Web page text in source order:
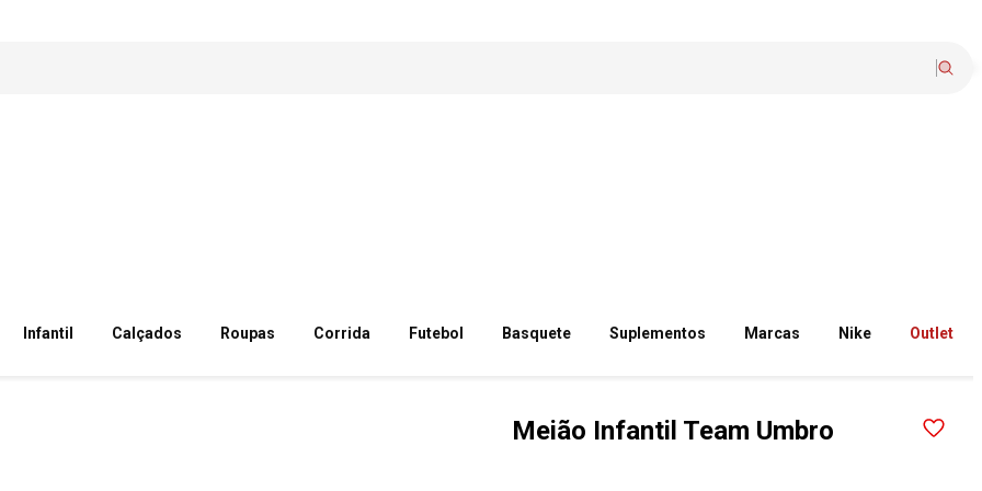
Infantil Calçados Roupas Corrida Futebol Basquete Suplementos Marcas Nike Outlet
Meião Infantil Team Umbro